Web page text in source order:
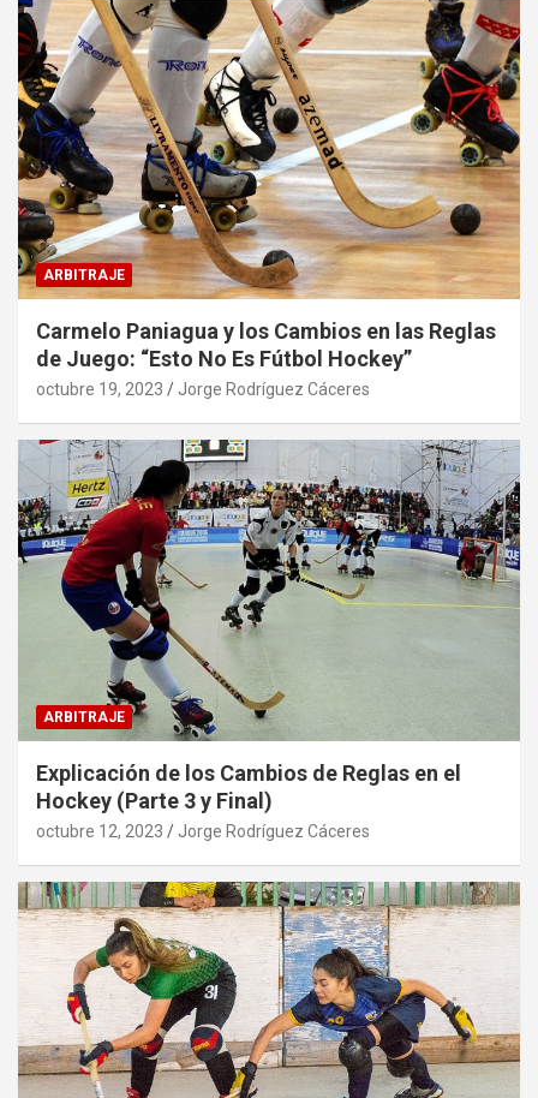
ARBITRAJE
Carmelo Paniagua y los Cambios en las Reglas
de Juego: “Esto No Es Fútbol Hockey”
octubre 19, 2023 Jorge Rodríguez Cáceres
ARBITRAJE
Explicación de los Cambios de Reglas en el
Hockey (Parte 3 y Final)
octubre 12, 2023 Jorge Rodríguez Cáceres